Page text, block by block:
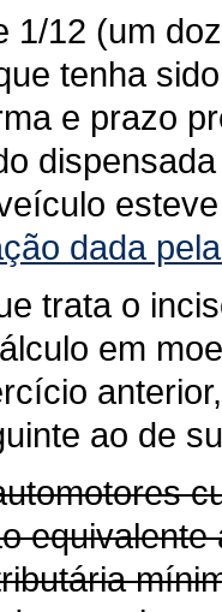
1/12 (um
tenha
e prazo
dada
trata o
em
ao de